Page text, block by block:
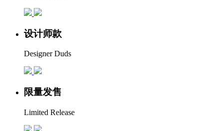
设计师款
Designer Duds
限量发售
Limited Release